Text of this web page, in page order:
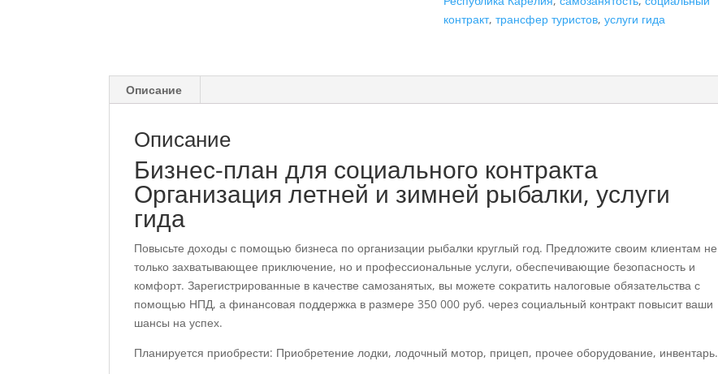
услуги
контракт,трансфер туристов,услуги гида
Описание
Описание
Бизнес-план для социального контракта
Организация летней и зимней рыбалки, услуги
гида
Повысьте доходы с помощью бизнеса по организации рыбалки круглый год. Предложите своим клиентам не
только захватывающее приключение, но и профессиональные услуги, обеспечивающие безопасность и
комфорт. Зарегистрированные в качестве самозанятых, вы можете сократить налоговые обязательства с
помощью НПД, а финансовая поддержка в размере 350 000 руб. через социальный контракт повысит ваши
шансы на успех.
Планируется приобрести: Приобретение лодки, лодочный мотор, прицеп, прочее оборудование, инвентарь.